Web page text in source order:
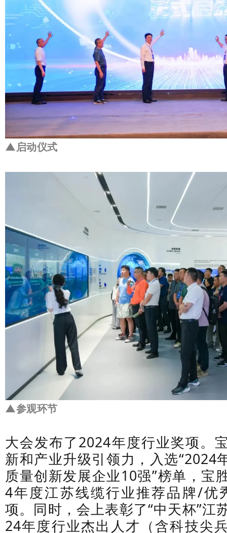
▲启动仪式
▲参观环节
大会发布了2024年度行业奖项。
新和产业升级引领力，入选“2024
质量创新发展企业10强”榜单，宝
4年度江苏线缆行业推荐品牌/优
项。同时，会上表彰了“中天杯”江
24年度行业杰出人才（含科技尖